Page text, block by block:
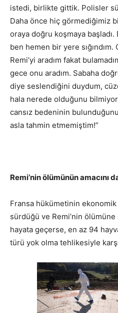
istedi, birlikte gittik. Polisler
Daha önce hiç görmediğimiz
oraya doğru koşmaya
ben hemen bir yere sığındım.
Remi’yi aradım fakat
gece onu aradım. Sabaha
diye seslendiğini duydum,
hala nerede olduğunu
cansız bedeninin
asla tahmin etmemiştim!”
Remi’nin ölümünün amacını
Fransa hükümetinin
sürdüğü ve Remi’nin
hayata geçerse, en az 94
türü yok olma tehlikesiyle